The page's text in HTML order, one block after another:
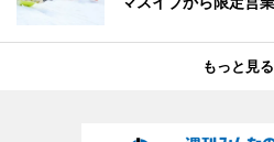
もっと見る